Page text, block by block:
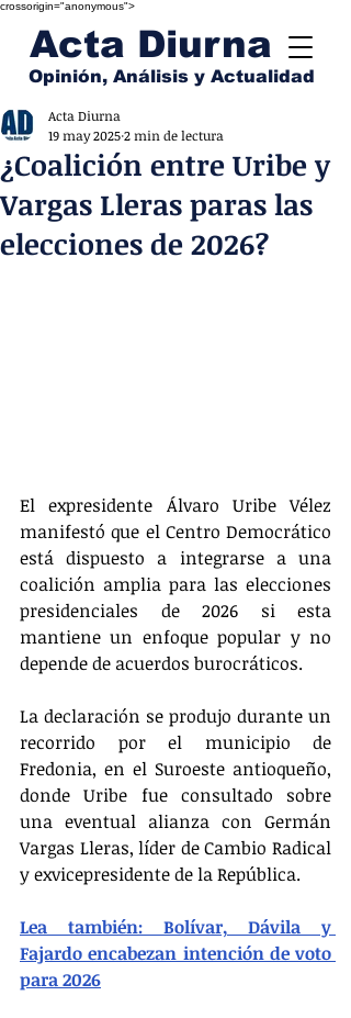
crossorigin="anonymous">
Acta Diurna
Opinión, Análisis y Actualidad
¿Coalición entre Uribe y
Vargas Lleras paras las
elecciones de 2026?
Acta Diurna
19 may 20252 min de lectura
El expresidente Álvaro Uribe Vélez
manifestó que el Centro Democrático
está dispuesto a integrarse a una
coalición amplia para las elecciones
presidenciales de 2026 si esta
mantiene un enfoque popular y no
depende de acuerdos burocráticos.
La declaración se produjo durante un
recorrido por el municipio de
Fredonia, en el Suroeste antioqueño,
donde Uribe fue consultado sobre
una eventual alianza con Germán
Vargas Lleras, líder de Cambio Radical
y exvicepresidente de la República.
Lea también: Bolívar, Dávila y
Fajardo encabezan intención de voto
para 2026